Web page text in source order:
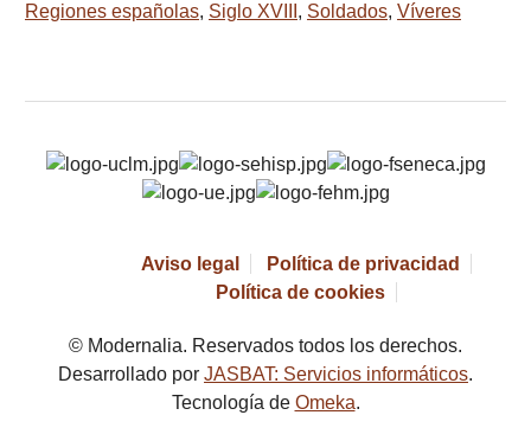
Regiones españolas, Siglo XVIII , Soldados, Víveres
Aviso legal
Política de privacidad
Política de cookies
© Modernalia. Reservados todos los derechos.
Desarrollado por JASBAT: Servicios informáticos.
Tecnología de Omeka.